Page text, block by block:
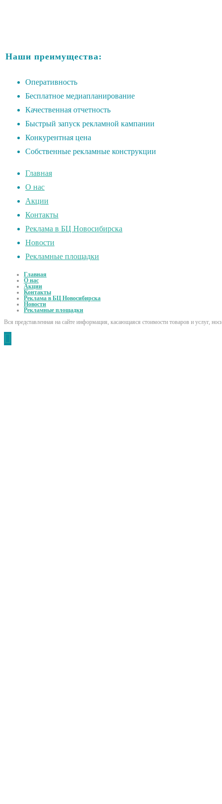
Наши преимущества:
Оперативность
Бесплатное медиапланирование
Качественная отчетность
Быстрый запуск рекламной кампании
Конкурентная цена
Собственные рекламные конструкции
Главная
О нас
Акции
Контакты
Реклама в БЦ Новосибирска
Новости
Рекламные площадки
Главная
О нас
Акции
Контакты
Реклама в БЦ Новосибирска
Новости
Рекламные площадки
Вся представленная на сайте информация, касающаяся стоимости товаров и услуг,